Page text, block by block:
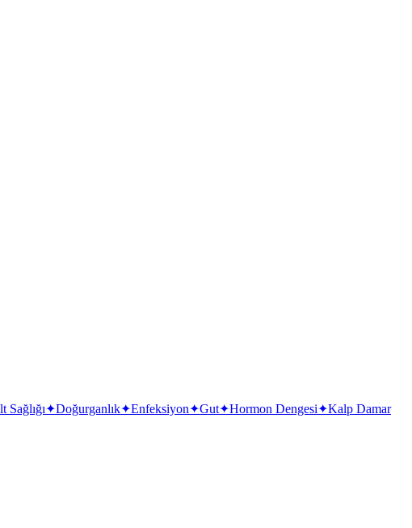
Sağlığı✦Doğurganlık✦Enfeksiyon✦Gut✦Hormon Dengesi✦Kalp Damar